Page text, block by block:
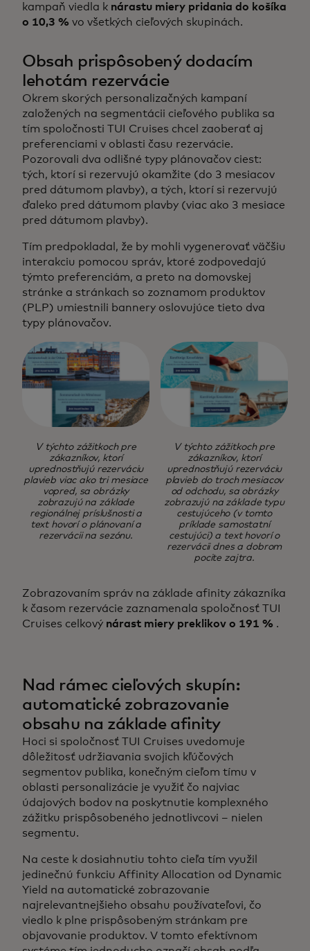
kampaň viedla k nárastu miery pridania do košíka
o 10,3 % vo všetkých cieľových skupinách.
Obsah prispôsobený dodacím
lehotám rezervácie
Okrem skorých personalizačných kampaní
založených na segmentácii cieľového publika sa
tím spoločnosti TUI Cruises chcel zaoberať aj
preferenciami v oblasti času rezervácie.
Pozorovali dva odlišné typy plánovačov ciest:
tých, ktorí si rezervujú okamžite (do 3 mesiacov
pred dátumom plavby), a tých, ktorí si rezervujú
ďaleko pred dátumom plavby (viac ako 3 mesiace
pred dátumom plavby).
Tím predpokladal, že by mohli vygenerovať väčšiu
interakciu pomocou správ, ktoré zodpovedajú
týmto preferenciám, a preto na domovskej
stránke a stránkach so zoznamom produktov
(PLP) umiestnili bannery oslovujúce tieto dva
typy plánovačov.
V týchto zážitkoch pre
zákazníkov, ktorí
uprednostňujú rezerváciu
plavieb viac ako tri mesiace
vopred, sa obrázky
zobrazujú na základe
regionálnej príslušnosti a
text hovorí o plánovaní a
rezervácii na sezónu.
V týchto zážitkoch pre
zákazníkov, ktorí
uprednostňujú rezerváciu
plavieb do troch mesiacov
od odchodu, sa obrázky
zobrazujú na základe typu
cestujúceho (v tomto
príklade samostatní
cestujúci) a text hovorí o
rezervácii dnes a dobrom
pocite zajtra.
Zobrazovaním správ na základe afinity zákazníka
k časom rezervácie zaznamenala spoločnosť TUI
Cruises celkový nárast miery preklikov o 191 % .
Nad rámec cieľových skupín:
automatické zobrazovanie
obsahu na základe afinity
Hoci si spoločnosť TUI Cruises uvedomuje
dôležitosť udržiavania svojich kľúčových
segmentov publika, konečným cieľom tímu v
oblasti personalizácie je využiť čo najviac
údajových bodov na poskytnutie komplexného
zážitku prispôsobeného jednotlivcovi – nielen
segmentu.
Na ceste k dosiahnutiu tohto cieľa tím využil
jedinečnú funkciu Affinity Allocation od Dynamic
Yield na automatické zobrazovanie
najrelevantnejšieho obsahu používateľovi, čo
viedlo k plne prispôsobeným stránkam pre
objavovanie produktov. V tomto efektívnom